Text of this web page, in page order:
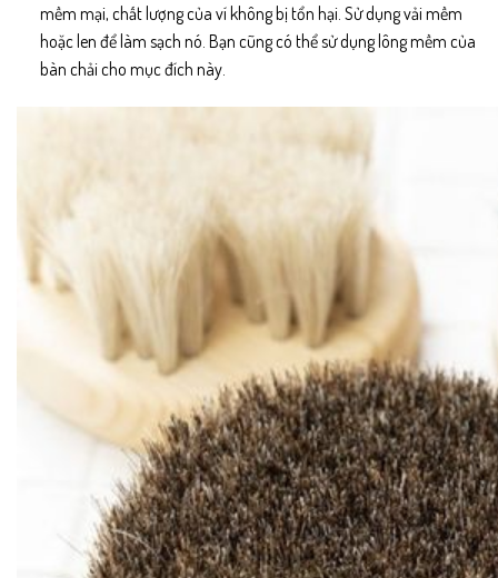
mềm mại, chất lượng của ví không bị tổn hại. Sử dụng vải mềm
hoặc len để làm sạch nó. Bạn cũng có thể sử dụng lông mềm của
bàn chải cho mục đích này.